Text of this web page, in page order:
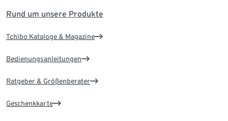
Rund um unsere Produkte
Tchibo Kataloge & Magazine
Bedienungsanleitungen
Ratgeber & Größenberater
Geschenkkarte